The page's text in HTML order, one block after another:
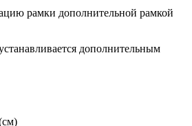
рамки дополнительной рамкой
дополнительным